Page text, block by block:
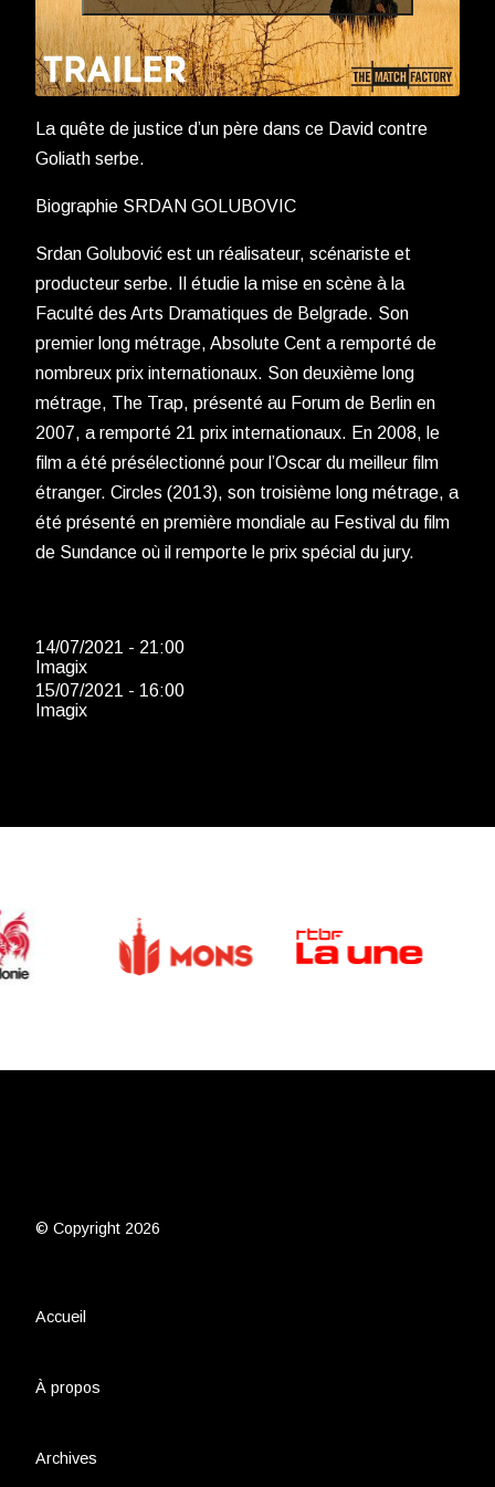
La quête de justice d’un père dans ce David contre
Goliath serbe.
Biographie SRDAN GOLUBOVIC
Srdan Golubović est un réalisateur, scénariste et
producteur serbe. Il étudie la mise en scène à la
Faculté des Arts Dramatiques de Belgrade. Son
premier long métrage, Absolute Cent a remporté de
nombreux prix internationaux. Son deuxième long
métrage, The Trap, présenté au Forum de Berlin en
2007, a remporté 21 prix internationaux. En 2008, le
film a été présélectionné pour l’Oscar du meilleur film
étranger. Circles (2013), son troisième long métrage, a
été présenté en première mondiale au Festival du film
de Sundance où il remporte le prix spécial du jury.
14/07/2021 - 21:00
Imagix
15/07/2021 - 16:00
Imagix
© Copyright 2026
Accueil
À propos
Archives